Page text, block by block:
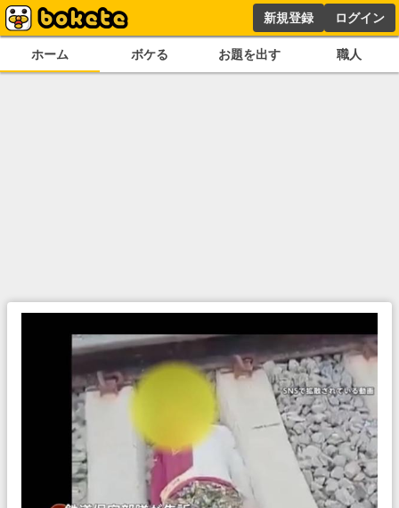
新規登録 ログイン
ホーム ボケる お題を出す 職人